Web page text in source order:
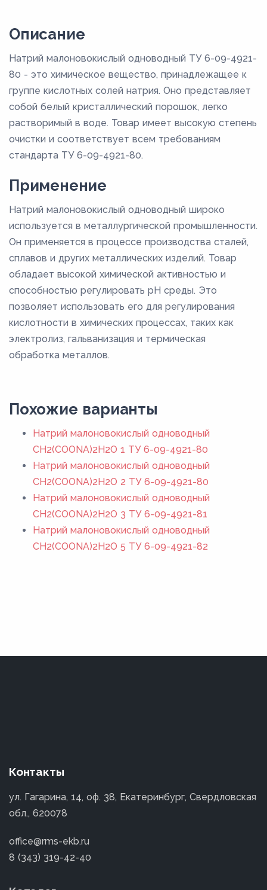
Описание
Натрий малоновокислый одноводный ТУ 6-09-4921-
80 - это химическое вещество, принадлежащее к
группе кислотных солей натрия. Оно представляет
собой белый кристаллический порошок, легко
растворимый в воде. Товар имеет высокую степень
очистки и соответствует всем требованиям
стандарта ТУ 6-09-4921-80.
Применение
Натрий малоновокислый одноводный широко
используется в металлургической промышленности.
Он применяется в процессе производства сталей,
сплавов и других металлических изделий. Товар
обладает высокой химической активностью и
способностью регулировать pH среды. Это
позволяет использовать его для регулирования
кислотности в химических процессах, таких как
электролиз, гальванизация и термическая
обработка металлов.
Похожие варианты
Натрий малоновокислый одноводный
CH2(COONA)2H2O 1 ТУ 6-09-4921-80
Натрий малоновокислый одноводный
CH2(COONA)2H2O 2 ТУ 6-09-4921-80
Натрий малоновокислый одноводный
CH2(COONA)2H2O 3 ТУ 6-09-4921-81
Натрий малоновокислый одноводный
CH2(COONA)2H2O 5 ТУ 6-09-4921-82
Контакты
ул. Гагарина, 14, оф. 38, Екатеринбург, Свердловская
обл., 620078
office@rms-ekb.ru
8 (343) 319-42-40